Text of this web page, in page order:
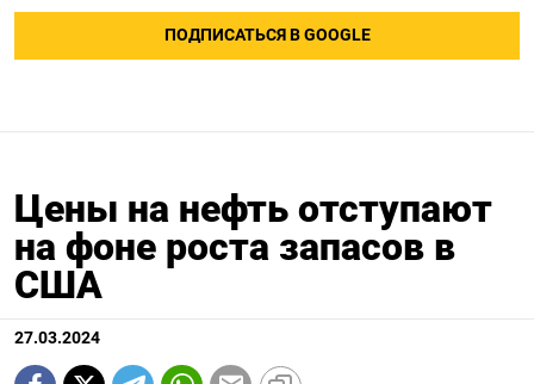
ПОДПИСАТЬСЯ В GOOGLE
Цены на нефть отступают
на фоне роста запасов в
США
27.03.2024